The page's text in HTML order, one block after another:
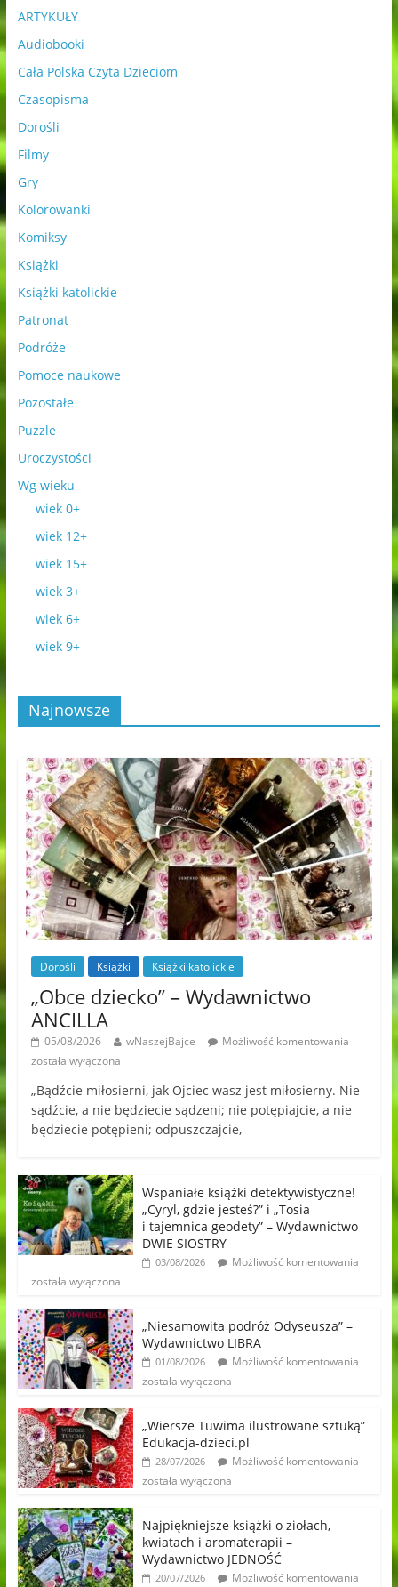
ARTYKUŁY
Audiobooki
Cała Polska Czyta Dzieciom
Czasopisma
Dorośli
Filmy
Gry
Kolorowanki
Komiksy
Książki
Książki katolickie
Patronat
Podróże
Pomoce naukowe
Pozostałe
Puzzle
Uroczystości
Wg wieku
wiek 0+
wiek 12+
wiek 15+
wiek 3+
wiek 6+
wiek 9+
Najnowsze
Dorośli Książki Książki katolickie
„Obce dziecko” – Wydawnictwo
ANCILLA
05/08/2026 wNaszejBajce
Możliwość komentowania
została wyłączona
„Bądźcie miłosierni, jak Ojciec wasz jest miłosierny. Nie
sądźcie, a nie będziecie sądzeni; nie potępiajcie, a nie
będziecie potępieni; odpuszczajcie,
Wspaniałe książki detektywistyczne!
„Cyryl, gdzie jesteś?” i „Tosia
i tajemnica geodety” – Wydawnictwo
DWIE SIOSTRY
03/08/2026
Możliwość komentowania
została wyłączona
„Niesamowita podróż Odyseusza” –
Wydawnictwo LIBRA
01/08/2026
Możliwość komentowania
została wyłączona
„Wiersze Tuwima ilustrowane sztuką”
Edukacja-dzieci.pl
28/07/2026
Możliwość komentowania
została wyłączona
Najpiękniejsze książki o ziołach,
kwiatach i aromaterapii –
Wydawnictwo JEDNOŚĆ
20/07/2026
Możliwość komentowania